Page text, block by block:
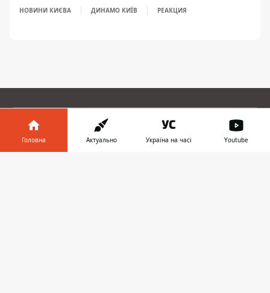
НОВИНИ КИЄВА ДИНАМО КИЇВ РЕАКЦИЯ
ЗАПРОПОНУВАТИ НОВИНУ
Головна Актуально Україна на часі Youtube